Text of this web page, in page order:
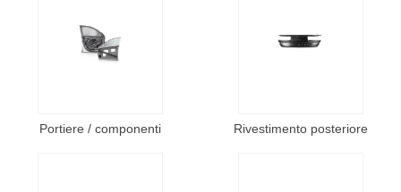
Portiere / componenti Rivestimento posteriore